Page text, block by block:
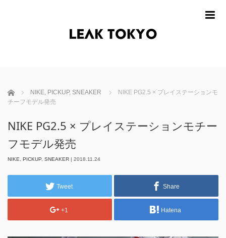
ホーム NIKE, PICKUP, SNEAKER
NIKE PG2.5 × プレイステーションモ
チーフモデル発売
NIKE PG2.5 × プレイステーションモチー
フモデル発売
NIKE PICKUP SNEAKER | 2018.11.24
Tweet Share
+1 Hatena